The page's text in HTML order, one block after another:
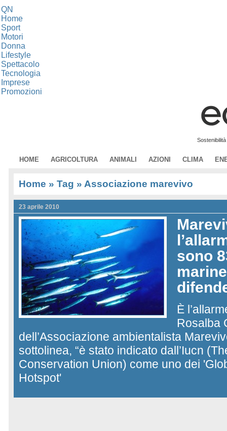
QN
Home
Sport
Motori
Donna
Lifestyle
Spettacolo
Tecnologia
Imprese
Promozioni
HOME AGRICOLTURA ANIMALI AZIONI CLIMA
Home » Tag » Associazione marevivo
23 aprile 2010
sono
È
Rosalba
dell’Associazione ambientalista
sottolinea, “è stato indicato dall’Iucn
Conservation Union) come uno dei
Hotspot'